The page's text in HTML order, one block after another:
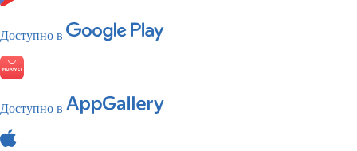
Доступно в
Доступно в